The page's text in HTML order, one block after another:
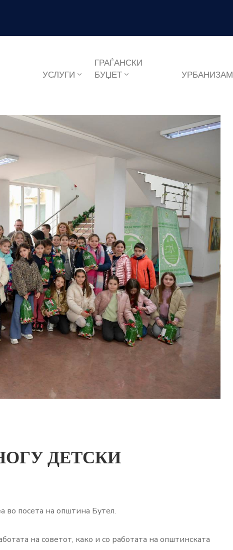
УСЛУГИ
ГРАЃАНСКИ
БУЏЕТ
УРБАНИЗАМ
ДЕТСКИ
посета на општина Бутел.
на советот, како и со работата на општинската